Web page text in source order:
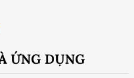
ỨNG DỤNG